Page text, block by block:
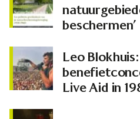
beschermen’
Leo Blokhuis:
Live Aid in